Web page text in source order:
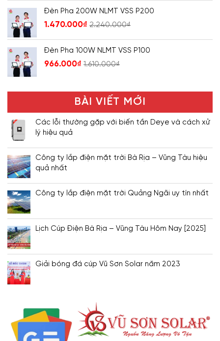
Đèn Pha 200W NLMT VSS P200
1.470.000₫ 2.240.000₫
Đèn Pha 100W NLMT VSS P100
966.000₫ 1.610.000₫
BÀI VIẾT MỚI
Các lỗi thường gặp với biến tần Deye và cách xử
lý hiệu quả
Công ty lắp điện mặt trời Bà Rịa – Vũng Tàu hiệu
quả nhất
Công ty lắp điện mặt trời Quảng Ngãi uy tín nhất
Lịch Cúp Điện Bà Rịa – Vũng Tàu Hôm Nay [2025]
Giải bóng đá cúp Vũ Sơn Solar năm 2023